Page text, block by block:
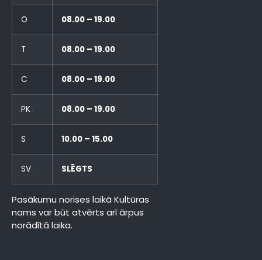
O 08.00 – 19.00
T 08.00 – 19.00
C 08.00 – 19.00
PK 08.00 – 19.00
S 10.00 – 15.00
SV SLĒGTS
Pasākumu norises laikā Kultūras
nams var būt atvērts arī ārpus
norādītā laika.